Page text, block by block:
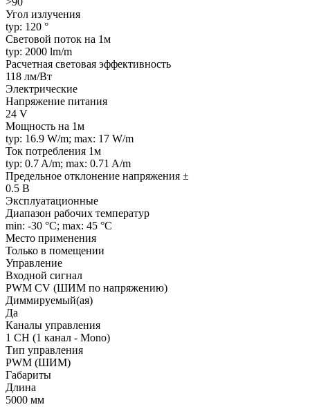
Угол излучения
typ: 120 °
Световой поток на 1м
typ: 2000 lm/m
Расчетная световая эффективность
118 лм/Вт
Электрические
Напряжение питания
24 V
Мощность на 1м
typ: 16.9 W/m; max: 17 W/m
Ток потребления 1м
typ: 0.7 A/m; max: 0.71 A/m
Предельное отклонение напряжения ±
0.5 В
Эксплуатационные
Диапазон рабочих температур
min: -30 °C; max: 45 °C
Место применения
Только в помещении
Управление
Входной сигнал
PWM СV (ШИМ по напряжению)
Диммируемый(ая)
Да
Каналы управления
1 CH (1 канал - Mono)
Тип управления
PWM (ШИМ)
Габариты
Длина
5000 мм